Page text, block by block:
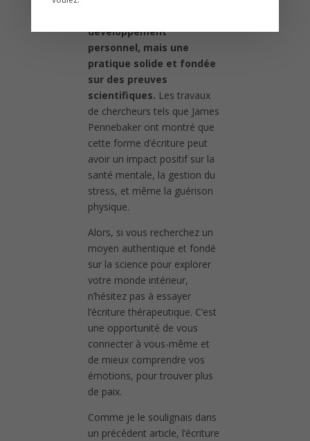
développement
personnel, mais une
pratique solide et fondée
sur des preuves
scientifiques. Les travaux
de chercheurs tels que James
Pennebaker ont montré que
cette forme d’écriture peut
avoir un impact positif sur la
santé mentale, la gestion du
stress, et même la guérison
physique.
Alors, si vous recherchez un
moyen authentique et fondé
sur la science pour explorer
votre monde intérieur,
n’hésitez pas à essayer
l’écriture thérapeutique. C’est
une opportunité de vous
connecter à vous-même et
de mieux comprendre vos
émotions, pour trouver plus
de paix.
Comme je le soulignais dans
un précédent article, l’écriture